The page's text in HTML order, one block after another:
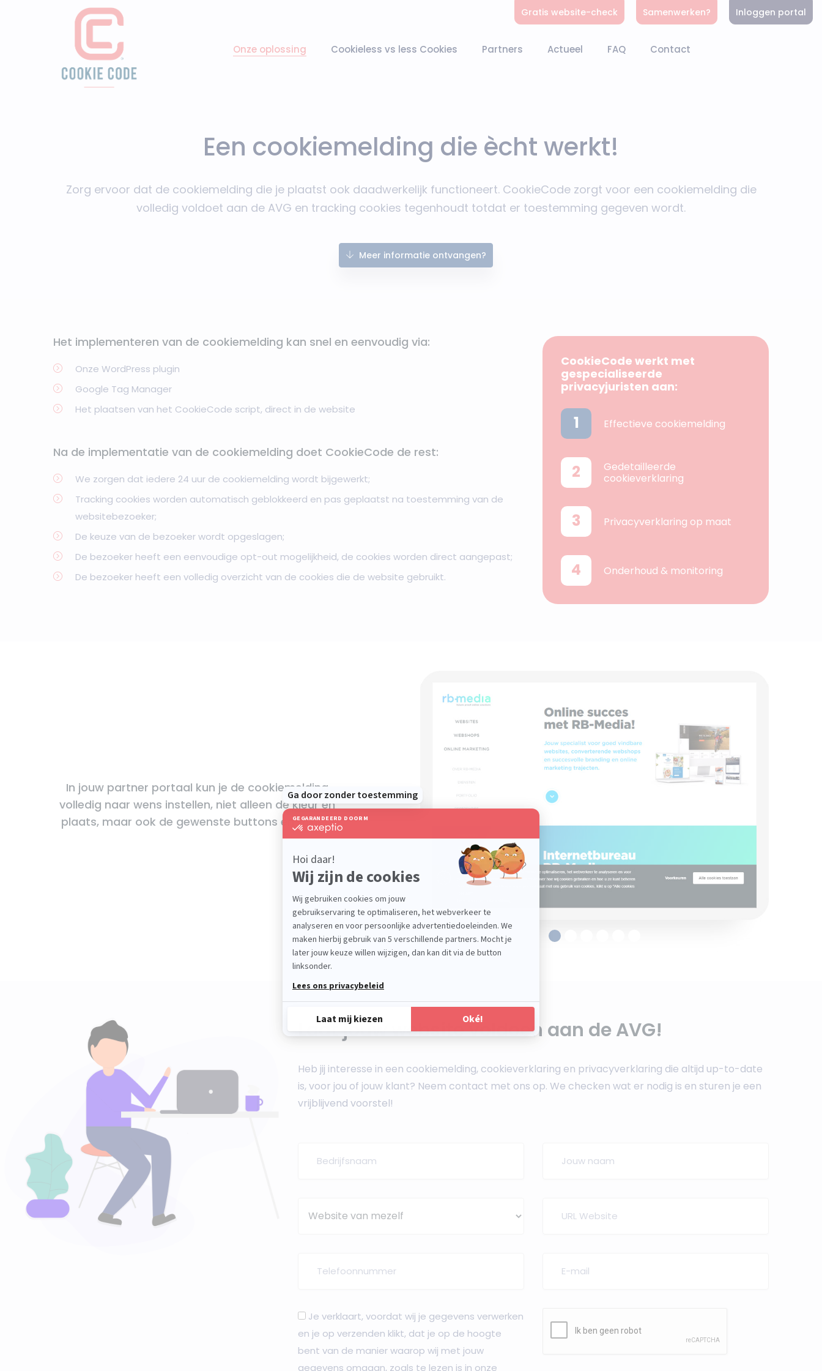
Gratis website-check Samenwerken? Inloggen portal
Onze oplossing Cookieless vs less Cookies Partners Actueel FAQ Contact
Een cookiemelding die ècht werkt!
Zorg ervoor dat de cookiemelding die je plaatst ook daadwerkelijk functioneert. CookieCode zorgt voor een cookiemelding die
volledig voldoet aan de AVG en tracking cookies tegenhoudt totdat er toestemming gegeven wordt.
Meer informatie ontvangen?
Het implementeren van de cookiemelding kan snel en eenvoudig via:
Onze WordPress plugin
Google Tag Manager
Het plaatsen van het CookieCode script, direct in de website
Na de implementatie van de cookiemelding doet CookieCode de rest:
We zorgen dat iedere 24 uur de cookiemelding wordt bijgewerkt;
Tracking cookies worden automatisch geblokkeerd en pas geplaatst na toestemming van de
websitebezoeker;
De keuze van de bezoeker wordt opgeslagen;
De bezoeker heeft een eenvoudige opt-out mogelijkheid, de cookies worden direct aangepast;
De bezoeker heeft een volledig overzicht van de cookies die de website gebruikt.
CookieCode werkt met
gespecialiseerde
privacyjuristen aan:
1 Effectieve cookiemelding
2
Gedetailleerde
cookieverklaring
3 Privacyverklaring op maat
4 Onderhoud & monitoring
In jouw partner portaal kun je de cookiemelding
volledig naar wens instellen, niet alleen de kleur en
plaats, maar ook de gewenste buttons en linkjes.
Laat jouw website voldoen aan de AVG!
Heb jij interesse in een cookiemelding, cookieverklaring en privacyverklaring die altijd up-to-date
is, voor jou of jouw klant? Neem contact met ons op. We checken wat er nodig is en sturen je een
vrijblijvend voorstel!
Je verklaart, voordat wij je gegevens verwerken
en je op verzenden klikt, dat je op de hoogte
bent van de manier waarop wij met jouw
gegevens omgaan, zoals te lezen is in onze